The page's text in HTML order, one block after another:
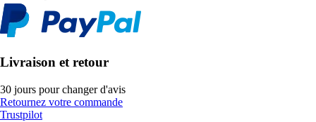
Livraison et retour
30 jours pour changer d'avis
Retournez votre commande
Trustpilot